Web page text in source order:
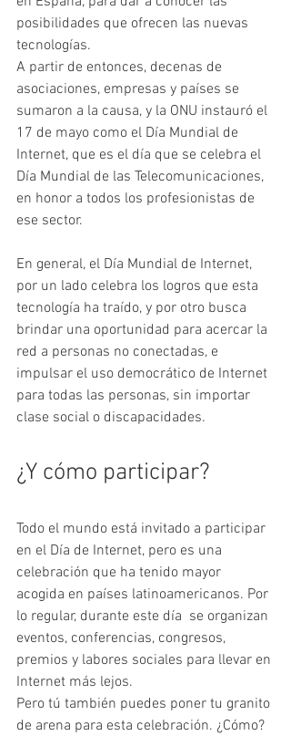
posibilidades que ofrecen las nuevas
tecnologías.
A partir de entonces, decenas de
asociaciones, empresas y países se
sumaron a la causa, y la ONU instauró el
17 de mayo como el Día Mundial de
Internet, que es el día que se celebra el
Día Mundial de las Telecomunicaciones,
en honor a todos los profesionistas de
ese sector.
En general, el Día Mundial de Internet,
por un lado celebra los logros que esta
tecnología ha traído, y por otro busca
brindar una oportunidad para acercar la
red a personas no conectadas, e
impulsar el uso democrático de Internet
para todas las personas, sin importar
clase social o discapacidades.
¿Y cómo participar?
Todo el mundo está invitado a participar
en el Día de Internet, pero es una
celebración que ha tenido mayor
acogida en países latinoamericanos. Por
lo regular, durante este día  se organizan
eventos, conferencias, congresos,
premios y labores sociales para llevar en
Internet más lejos.
Pero tú también puedes poner tu granito
de arena para esta celebración. ¿Cómo?